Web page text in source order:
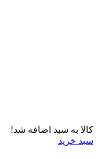
کالا به سبد اضافه شد!
سبد خرید